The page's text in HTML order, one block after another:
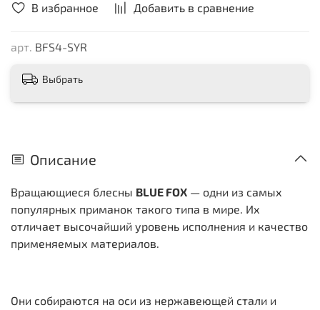
В избранное Добавить в сравнение
арт. BFS4-SYR
Выбрать
Описание
Вращающиеся блесны BLUE FOX — одни из самых
популярных приманок такого типа в мире. Их
отличает высочайший уровень исполнения и качество
применяемых материалов.
Они собираются на оси из нержавеющей стали и